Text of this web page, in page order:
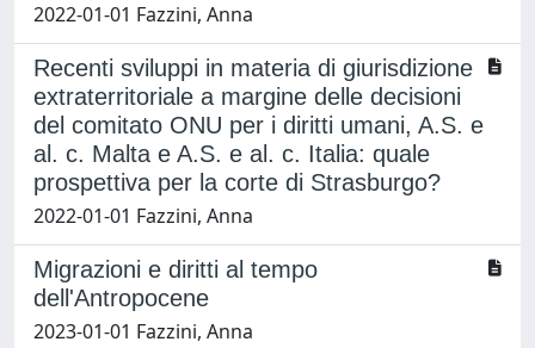
2022-01-01 Fazzini, Anna
Recenti sviluppi in materia di giurisdizione
extraterritoriale a margine delle decisioni
del comitato ONU per i diritti umani, A.S. e
al. c. Malta e A.S. e al. c. Italia: quale
prospettiva per la corte di Strasburgo?
2022-01-01 Fazzini, Anna
Migrazioni e diritti al tempo
dell'Antropocene
2023-01-01 Fazzini, Anna